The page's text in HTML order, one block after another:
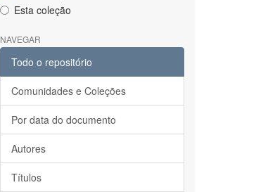
Esta coleção
NAVEGAR
Todo o repositório
Comunidades e Coleções
Por data do documento
Autores
Títulos